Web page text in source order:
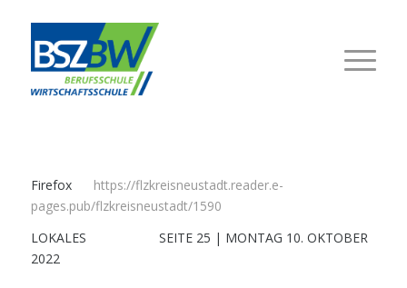
Firefox
https://flzkreisneustadt.reader.e-
pages.pub/flzkreisneustadt/1590
LOKALES
SEITE 25 | MONTAG 10. OKTOBER
2022